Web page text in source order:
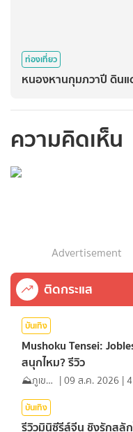
ท่องเที่ยว
หนองหานกุมภวาปี ดินแ
ความคิดเห็น
Advertisement
ติดกระแส
บันเทิง
Mushoku Tensei:
สนุกไหม? รีวิว
⛰️ภูเขาเล่าไปเรื่อย⛰️ |09 ส.ค. 2026 |4
บันเทิง
รีวิวมินิซีรีส์จีน ชิงรักสลั